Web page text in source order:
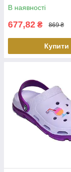
В наявності
677,82 ₴ 869 ₴
Купити